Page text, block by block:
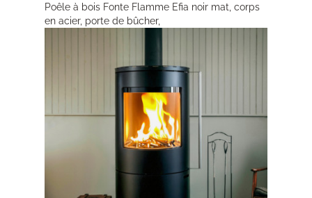
Poêle à bois Fonte Flamme Efia noir mat, corps
en acier, porte de bûcher,